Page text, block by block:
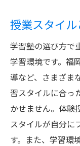
授業スタイ
学習塾の選び方で
学習環境です。福
導など、さまざま
習スタイルに合っ
かせません。体験
スタイルが自分に
す。また、学習環